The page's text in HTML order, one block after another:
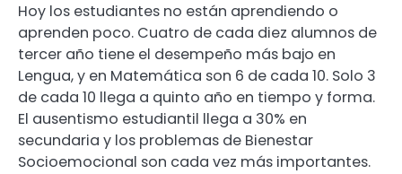
Hoy los estudiantes no están aprendiendo o
aprenden poco. Cuatro de cada diez alumnos de
tercer año tiene el desempeño más bajo en
Lengua, y en Matemática son 6 de cada 10. Solo 3
de cada 10 llega a quinto año en tiempo y forma.
El ausentismo estudiantil llega a 30% en
secundaria y los problemas de Bienestar
Socioemocional son cada vez más importantes.